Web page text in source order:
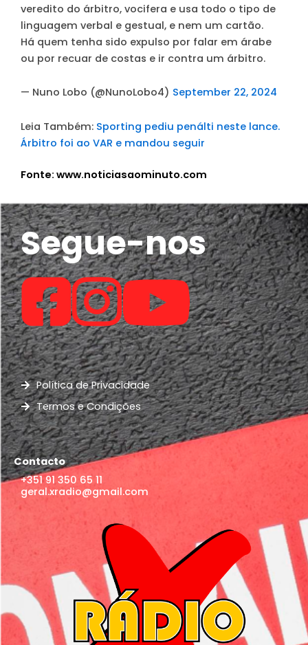
veredito do árbitro, vocifera e usa todo o tipo de
linguagem verbal e gestual, e nem um cartão.
Há quem tenha sido expulso por falar em árabe
ou por recuar de costas e ir contra um árbitro.
— Nuno Lobo (@NunoLobo4) September 22, 2024
Leia Também: Sporting pediu penálti neste lance.
Árbitro foi ao VAR e mandou seguir
Fonte: www.noticiasaominuto.com
Segue-nos
Política de Privacidade
Termos e Condições
Contacto
+351 91 350 65 11
geral.xradio@gmail.com